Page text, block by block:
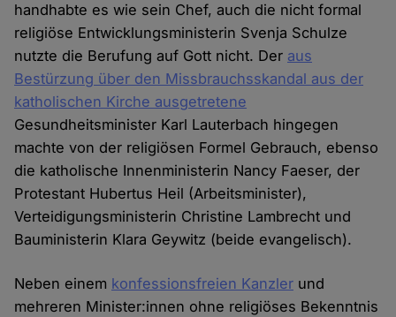
handhabte es wie sein Chef, auch die nicht formal
religiöse Entwicklungsministerin Svenja Schulze
nutzte die Berufung auf Gott nicht. Der aus
Bestürzung über den Missbrauchsskandal aus der
katholischen Kirche ausgetretene
Gesundheitsminister Karl Lauterbach hingegen
machte von der religiösen Formel Gebrauch, ebenso
die katholische Innenministerin Nancy Faeser, der
Protestant Hubertus Heil (Arbeitsminister),
Verteidigungsministerin Christine Lambrecht und
Bauministerin Klara Geywitz (beide evangelisch).
Neben einem konfessionsfreien Kanzler und
mehreren Minister:innen ohne religiöses Bekenntnis